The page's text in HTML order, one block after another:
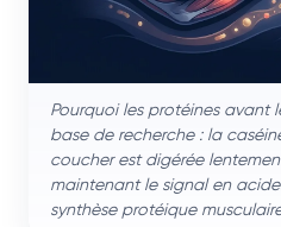
Pourquoi les protéines avant
base de recherche : la
coucher est digérée
maintenant le signal en
synthèse protéique